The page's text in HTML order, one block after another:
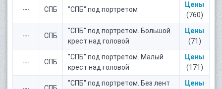
--- СПБ "СПБ" под портретом
Цены
(760)
--- СПБ
"СПБ" под портретом. Большой
крест над головой
Цены
(71)
--- СПБ
"СПБ" под портретом. Малый
крест над головой
Цены
(171)
"СПБ" под портретом. Без лент Цены